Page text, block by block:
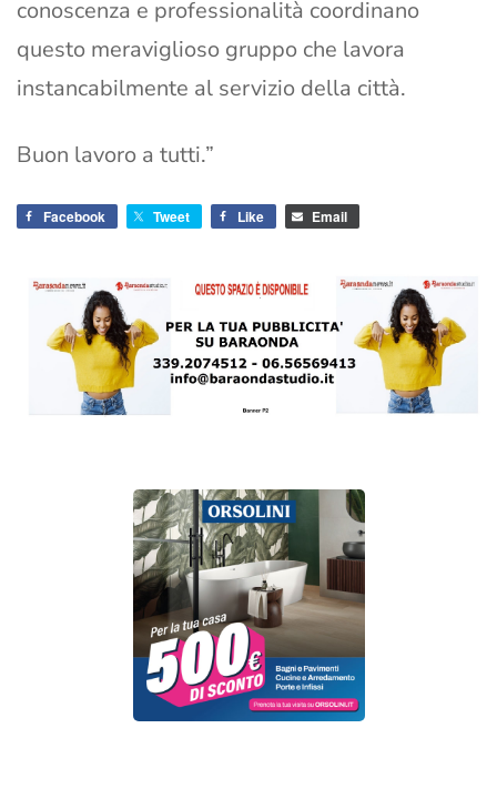
conoscenza e professionalità coordinano
questo meraviglioso gruppo che lavora
instancabilmente al servizio della città.
Buon lavoro a tutti.”
Facebook Tweet Like Email